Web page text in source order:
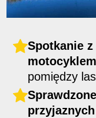
Spotkanie
motocyklem
pomiędzy